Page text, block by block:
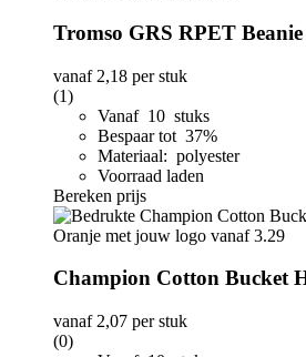
Tromso GRS RPET Beanie
vanaf 2,18 per stuk
(1)
Vanaf 10 stuks
Bespaar tot 37%
Materiaal: polyester
Voorraad laden
Bereken prijs
Champion Cotton Bucket
vanaf 2,07 per stuk
(0)